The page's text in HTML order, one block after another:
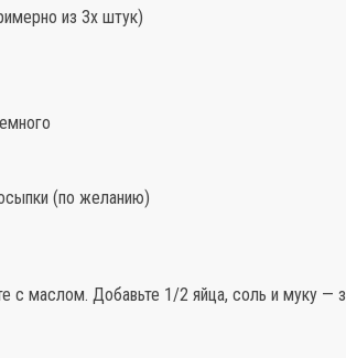
из 3х штук)
(по желанию)
с маслом. Добавьте 1/2 яйца, соль и муку —